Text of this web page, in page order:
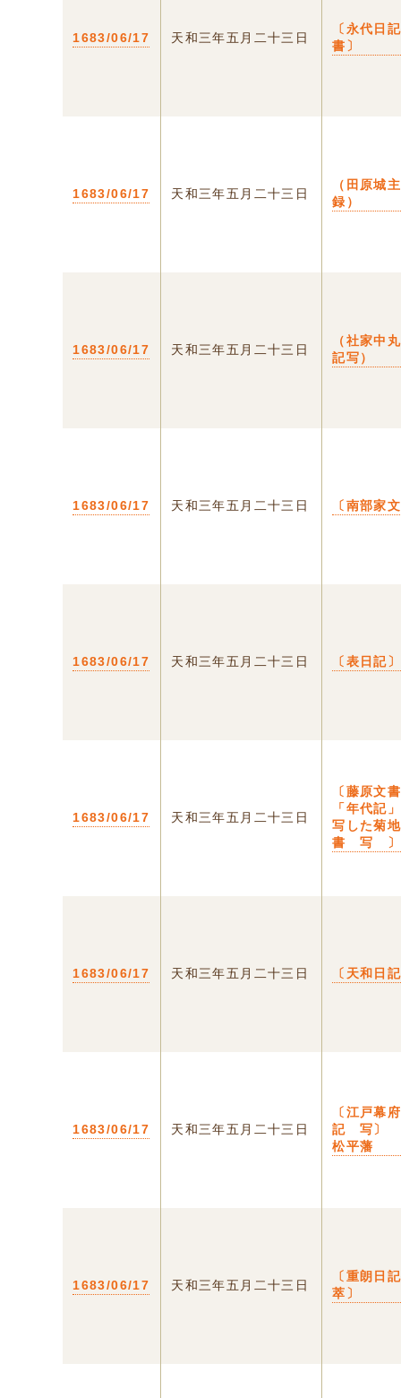
1683/06/17 天和三年五月二十三日
〔永代日
書〕
1683/06/17 天和三年五月二十三日
（田原城
録）
1683/06/17 天和三年五月二十三日
（社家中
記写）
1683/06/17 天和三年五月二十三日 〔南部家
1683/06/17 天和三年五月二十三日 〔表日記〕
1683/06/17 天和三年五月二十三日
〔藤原文
「年代記
写した菊
書 写 〕
1683/06/17 天和三年五月二十三日 〔天和日
1683/06/17 天和三年五月二十三日
〔江戸幕
記 写〕
松平藩
1683/06/17 天和三年五月二十三日
〔重朗日
萃〕